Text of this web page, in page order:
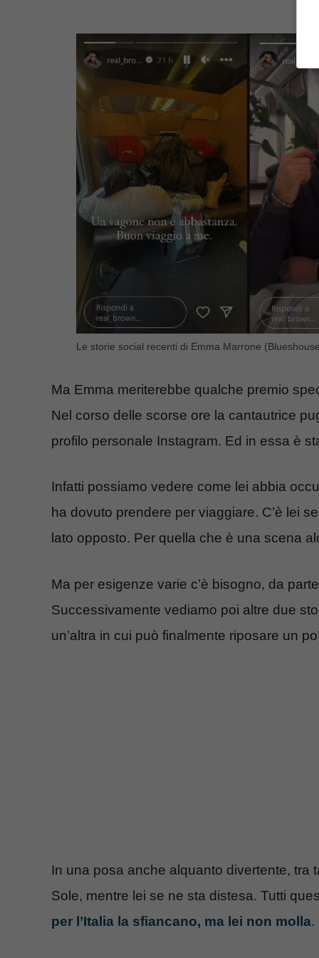
Le storie social recenti di Emma Marrone
Ma Emma meriterebbe qualche premio
Nel corso delle scorse ore la cantautrice
profilo personale Instagram. Ed in essa è
Infatti possiamo vedere come lei abbia
ha dovuto prendere per viaggiare. C’è lei
lato opposto. Per quella che è una scena
Ma per esigenze varie c’è bisogno, da
Successivamente vediamo poi altre due
un’altra in cui può finalmente riposare un
In una posa anche alquanto divertente, tra
Sole, mentre lei se ne sta distesa. Tutti
per l’Italia la sfiancano, ma lei non molla.